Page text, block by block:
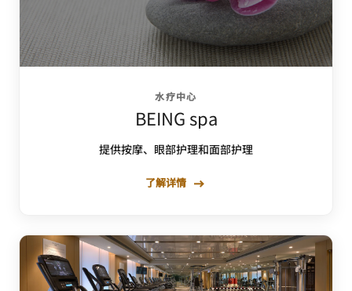
水疗中心
BEING spa
提供按摩、眼部护理和面部护理
了解详情